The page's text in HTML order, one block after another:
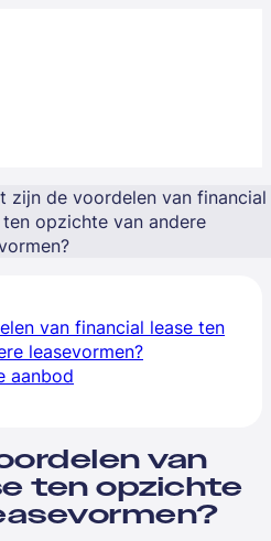
zijn de voordelen van financial
ten opzichte van andere
van financial lease ten
leasevormen?
aanbod
van
ten opzichte